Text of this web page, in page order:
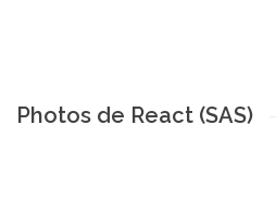
Photos de React (SAS)